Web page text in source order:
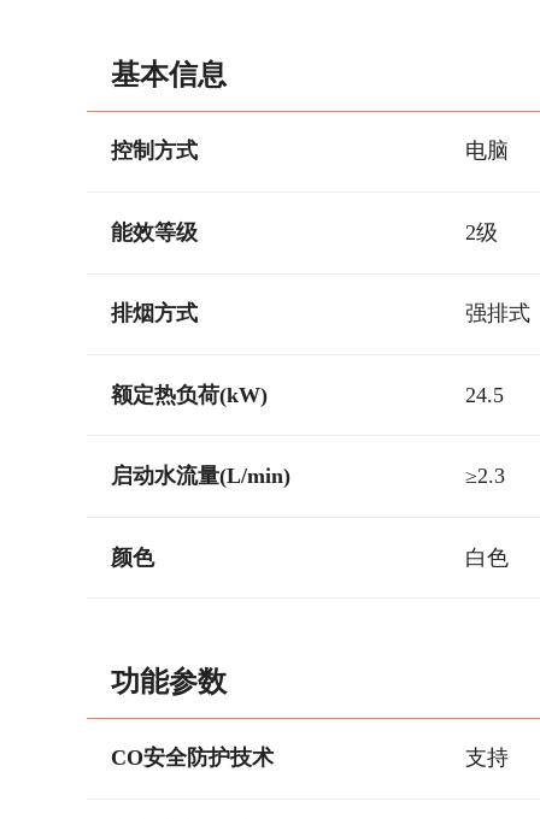
基本信息
控制方式 电脑
能效等级 2级
排烟方式 强排式
额定热负荷(kW) 24.5
启动水流量(L/min) ≥2.3
颜色 白色
功能参数
CO安全防护技术 支持